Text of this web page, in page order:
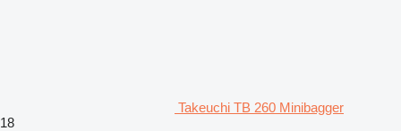
Takeuchi TB 260 Minibagger
18